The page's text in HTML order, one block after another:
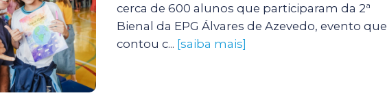
cerca de 600 alunos que participaram da 2ª
Bienal da EPG Álvares de Azevedo, evento que
contou c... [saiba mais]